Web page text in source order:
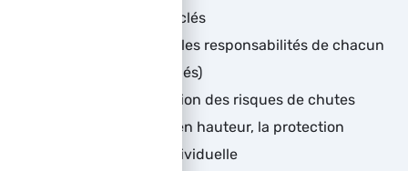
hauteur, les points clés
Savoir quelles sont les responsabilités de chacun
(employeurs / salariés)
Maîtriser la prévention des risques de chutes
Définir les travaux en hauteur, la protection
collective et/ou individuelle